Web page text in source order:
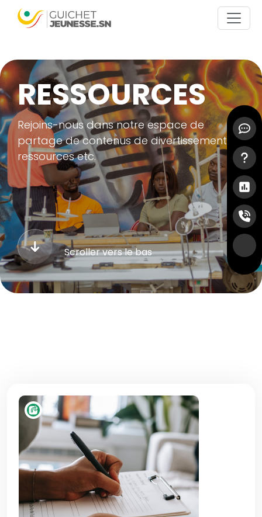
Aller au contenu principal
RESSOURCES
Rejoins-nous dans notre espace de
partage de contenus de divertissements, de
ressources etc.
Scroller vers le bas